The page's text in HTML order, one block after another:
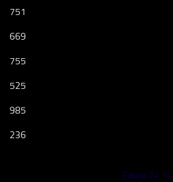
751
669
755
525
985
236
©
Educa 24